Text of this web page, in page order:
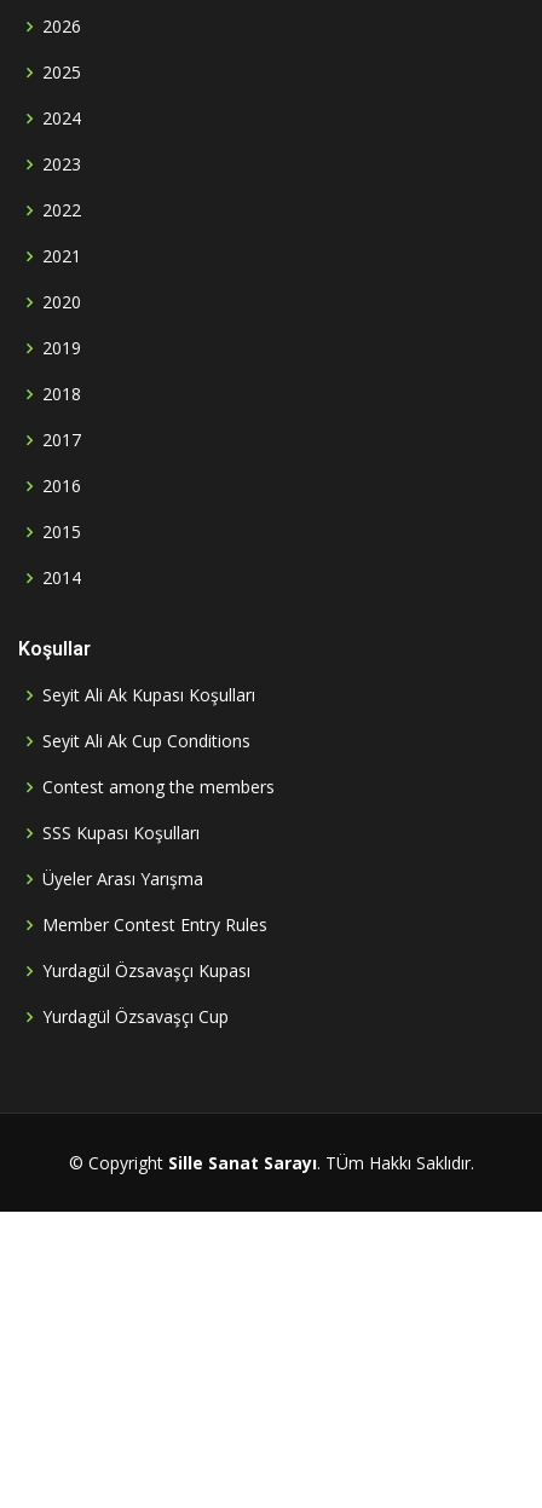
2026
2025
2024
2023
2022
2021
2020
2019
2018
2017
2016
2015
2014
Koşullar
Seyit Ali Ak Kupası Koşulları
Seyit Ali Ak Cup Conditions
Contest among the members
SSS Kupası Koşulları
Üyeler Arası Yarışma
Member Contest Entry Rules
Yurdagül Özsavaşçı Kupası
Yurdagül Özsavaşçı Cup
© Copyright Sille Sanat Sarayı. TÜm Hakkı Saklıdır.